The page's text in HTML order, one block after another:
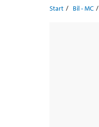
Start Bil - MC